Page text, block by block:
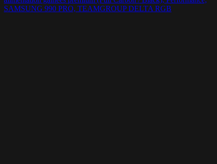
SAMSUNG 990 PRO, TEAMGROUP DELTA RGB